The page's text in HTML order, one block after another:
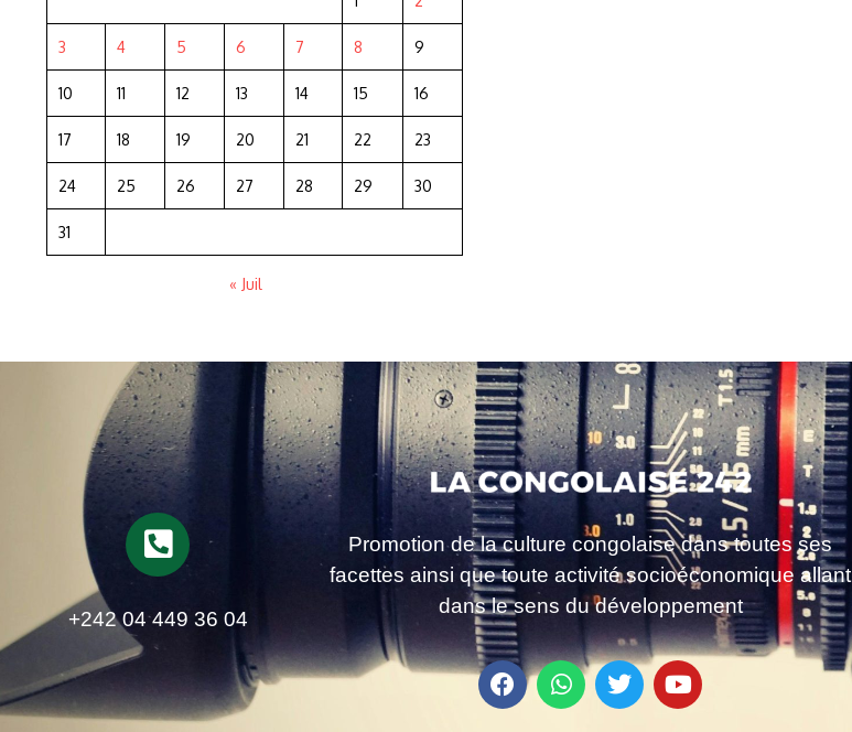
3 4 5 6 7 8 9
10 11 12 13 14 15 16
17 18 19 20 21 22 23
24 25 26 27 28 29 30
31
« Juil
+242 04 449 36 04
Promotion de la culture congolaise dans toutes ses
facettes ainsi que toute activité socioéconomique allant
dans le sens du développement